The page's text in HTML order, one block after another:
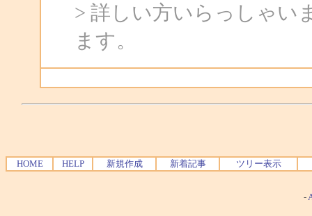
> 詳しい方いらっしゃい
ます。
HOME HELP 新規作成 新着記事 ツリー表示
-